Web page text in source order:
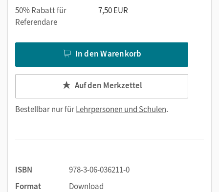
50% Rabatt für
Referendare
7,50 EUR
In den Warenkorb
Auf den Merkzettel
Bestellbar nur fürLehrpersonen und Schulen.
ISBN
978-3-06-036211-0
Format
Download